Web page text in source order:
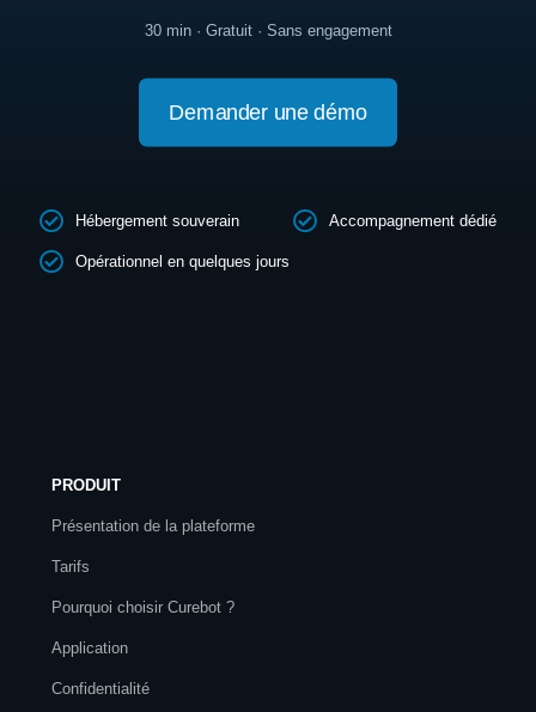
30 min · Gratuit · Sans engagement
Demander une démo
Hébergement souverain Accompagnement dédié
Opérationnel en quelques jours
PRODUIT
Présentation de la plateforme
Tarifs
Pourquoi choisir Curebot ?
Application
Confidentialité